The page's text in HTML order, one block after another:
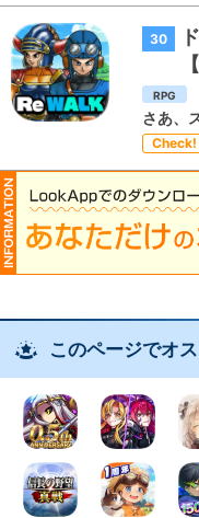
30
RPG
さあ、
Check!
このページでオ